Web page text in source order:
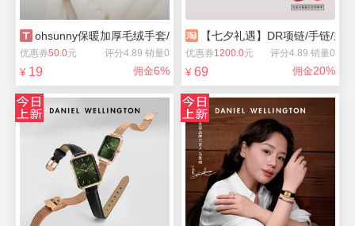
ohsunny保暖加厚毛绒手套/围巾/帽子
优惠券50.0元 评分4.89 销量0
¥ 19 佣金6%
【七夕礼遇】DR项链/手链/戒
优惠券1200.0元 评分4.89 销量0
¥ 69 佣金20%